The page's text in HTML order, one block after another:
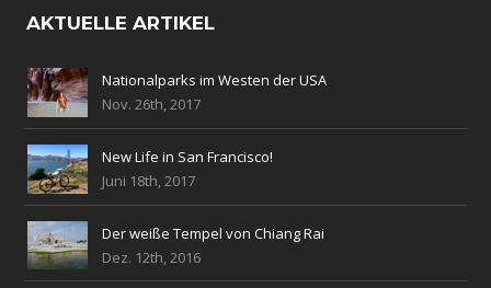
AKTUELLE ARTIKEL
Nationalparks im Westen der USA
Nov. 26th, 2017
New Life in San Francisco!
Juni 18th, 2017
Der weiße Tempel von Chiang Rai
Dez. 12th, 2016